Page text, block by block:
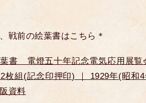
戦前の絵葉書はこちら＊
書 電燈五十年記念電気応用展覧
枚組(記念印押印) ｜ 1929年(昭和4
資料